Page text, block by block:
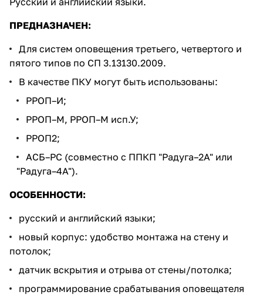
ПРЕДНАЗНАЧЕН:
Для систем оповещения третьего, четвертого и
пятого типов по СП 3.13130.2009.
В качестве ПКУ могут быть использованы:
РРОП–И;
РРОП–М, РРОП–М исп.У;
РРОП2;
АСБ–РС (совместно с ППКП "Радуга–2А" или
"Радуга–4А").
ОСОБЕННОСТИ:
русский и английский языки;
новый корпус: удобство монтажа на стену и
потолок;
датчик вскрытия и отрыва от стены/потолка;
программирование срабатывания оповещателя